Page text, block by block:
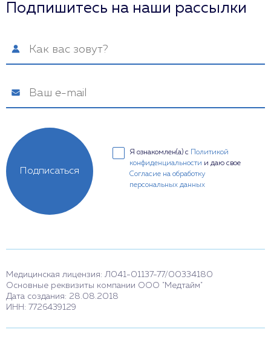
Подпишитесь на наши рассылки
Я ознакомлен(а) с
Политикой
конфиденциальности и даю свое
Согласие на обработку
персональных данных
Подписаться
Медицинская лицензия: Л041-01137-77/00334180
Основные реквизиты компании ООО "Медтайм"
Дата создания: 28.08.2018
ИНН: 7726439129